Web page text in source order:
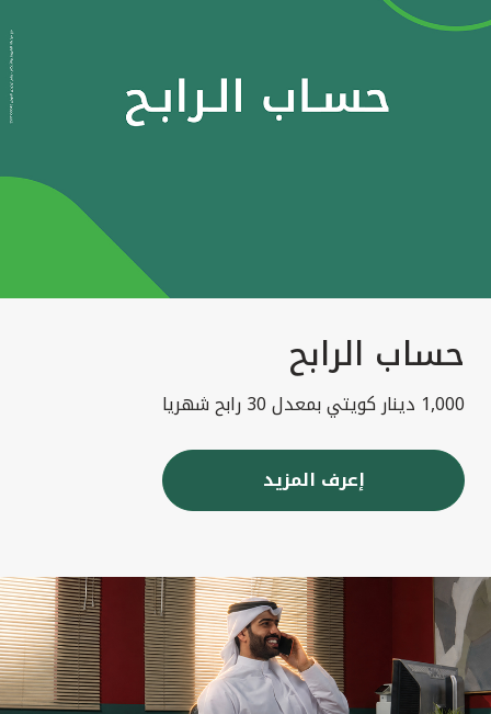
حساب الرابح
1,000 دينار كويتي بمعدل 30 رابح شهريا
إعرف المزيد